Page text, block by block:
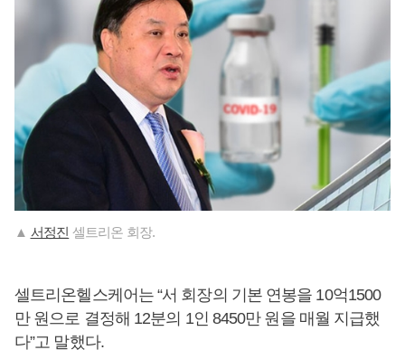
▲ 서정진 셀트리온 회장.
셀트리온헬스케어는 “서 회장의 기본 연봉을 10억1500
만 원으로 결정해 12분의 1인 8450만 원을 매월 지급했
다”고 말했다.